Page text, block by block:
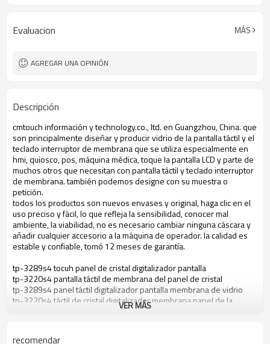
Evaluacion MÁS
AGREGAR UNA OPINIÓN
Descripción
cmtouchinformaciónytechnology.co., ltd.enGuangzhou, China.que
son principalmentediseñar yproducir vidriode la pantalla táctily el
tecladointerruptor de membranaque se utiliza especialmenteen
hmi, quiosco, pos,máquina médica,toquela pantalla LCD ypartede
muchos otrosquenecesitancon pantalla táctily tecladointerruptor
demembrana.también podemosdesignecon su muestra o
petición.
todos los productos sonnuevos envases yoriginal,haga clic en el
uso precisoy fácil, lo que reflejalasensibilidad, conocermal
ambiente, la viabilidad,noes necesariocambiar ningunacáscara y
añadircualquier accesorio a la máquinade operador.la calidad es
estable y confiable,tomó 12 mesesde garantía.
tp-3289s4tocuhpanel de cristaldigitalizadorpantalla
tp-3220s4pantalla táctil demembranadel panelde cristal
tp-3289s4panel táctil digitalizadorpantallamembrana de vidrio
tp-3220s4táctil de cristal digitalizadormembrana panel de la
VER MÁS
recomendar